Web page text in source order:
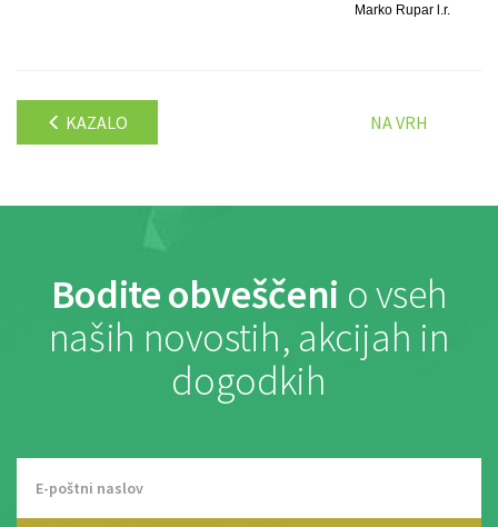
Marko Rupar l.r.
KAZALO NA VRH
Bodite obveščeni o vseh
naših novostih, akcijah in
dogodkih